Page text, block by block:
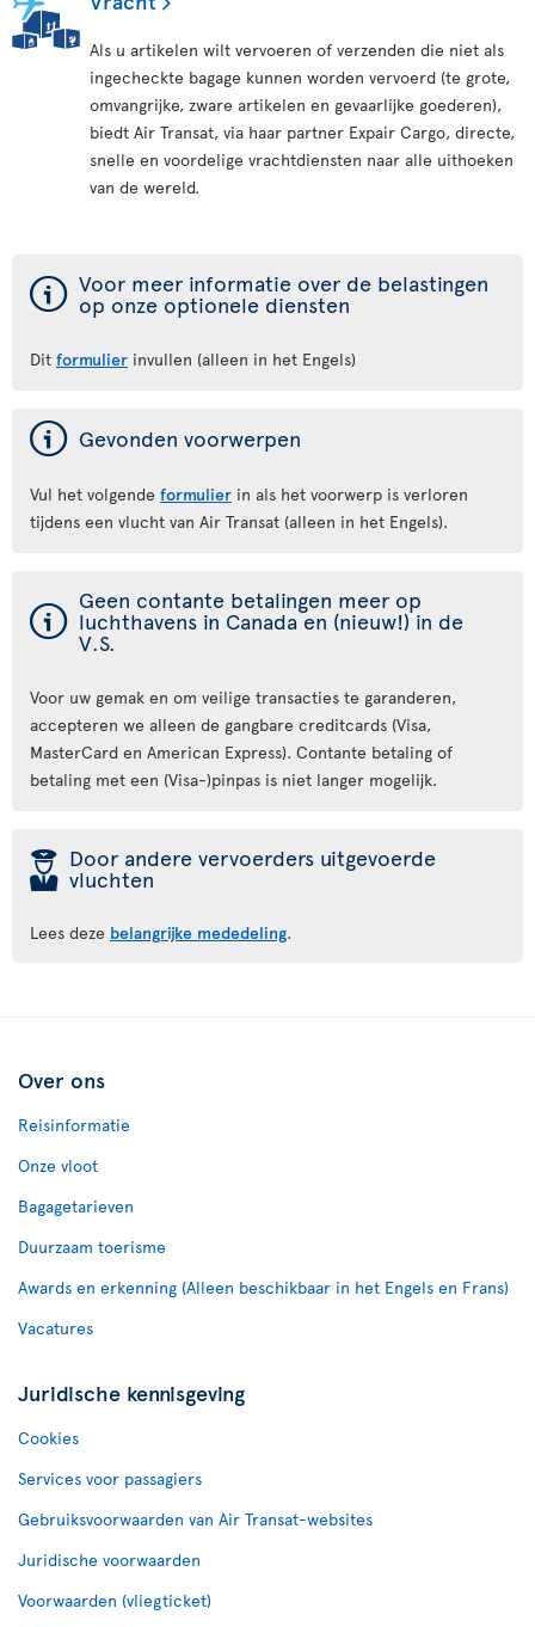
Als u artikelen wilt vervoeren of verzenden die niet als
ingecheckte bagage kunnen worden vervoerd (te grote,
omvangrijke, zware artikelen en gevaarlijke goederen),
biedt Air Transat, via haar partner Expair Cargo, directe,
snelle en voordelige vrachtdiensten naar alle uithoeken
van de wereld.
ý Voor meer informatie over de belastingen
op onze optionele diensten
Dit formulier invullen (alleen in het Engels)
ý Gevonden voorwerpen
Vul het volgende formulier in als het voorwerp is verloren
tijdens een vlucht van Air Transat (alleen in het Engels).
ý Geen contante betalingen meer op
luchthavens in Canada en (nieuw!) in de
V.S.
Voor uw gemak en om veilige transacties te garanderen,
accepteren we alleen de gangbare creditcards (Visa,
MasterCard en American Express). Contante betaling of
betaling met een (Visa-)pinpas is niet langer mogelijk.
þ Door andere vervoerders uitgevoerde
vluchten
Lees deze belangrijke mededeling.
Over ons
Reisinformatie
Onze vloot
Bagagetarieven
Duurzaam toerisme
Awards en erkenning (Alleen beschikbaar in het Engels en Frans)
Vacatures
Juridische kennisgeving
Cookies
Services voor passagiers
Gebruiksvoorwaarden van Air Transat-websites
Juridische voorwaarden
Voorwaarden (vliegticket)